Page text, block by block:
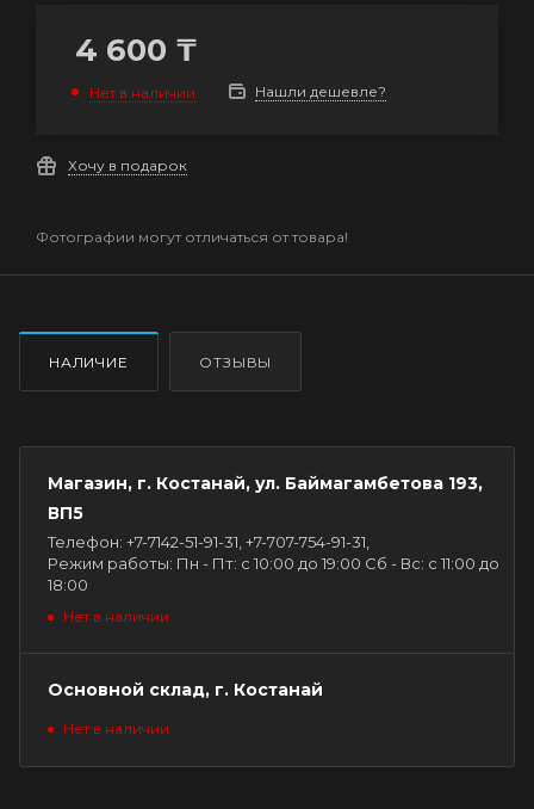
4 600 ₸
Нет в наличии Нашли дешевле?
Хочу в подарок
Фотографии могут отличаться от товара!
НАЛИЧИЕ ОТЗЫВЫ
Магазин, г. Костанай, ул. Баймагамбетова 193,
ВП5
Телефон: +7-7142-51-91-31, +7-707-754-91-31,
Режим работы: Пн - Пт: с 10:00 до 19:00 Сб - Вс: с 11:00 до
18:00
Нет в наличии
Основной склад, г. Костанай
Нет в наличии